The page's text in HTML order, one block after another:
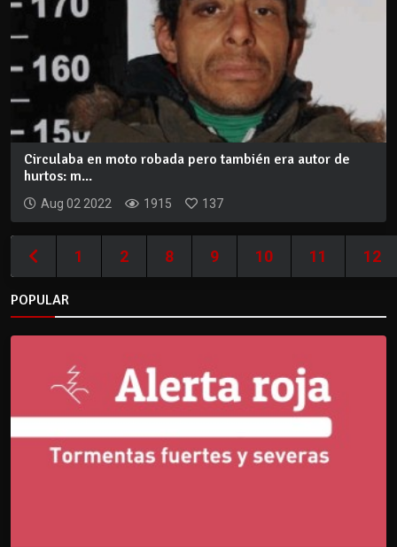
Circulaba en moto robada pero también era autor de
hurtos: m...
Aug 02 2022 1915 137
1 2 8 9 10 11 12
POPULAR